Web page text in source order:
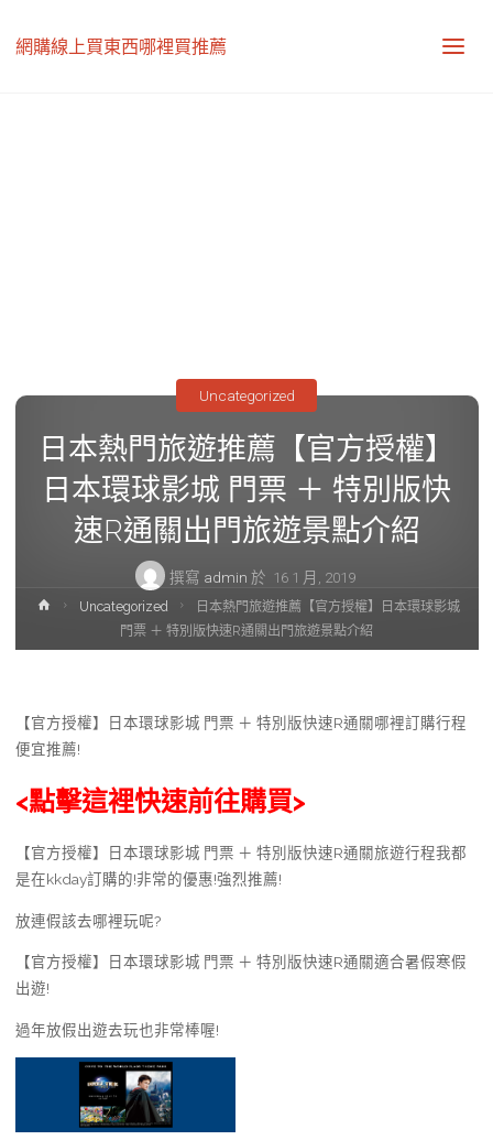
網購線上買東西哪裡買推薦
日本熱門旅遊推薦【官方授權】
日本環球影城 門票 ＋ 特別版快
速R通關出門旅遊景點介紹
撰寫 admin 於 16 1 月, 2019
Uncategorized
首
Uncategorized
日本熱門旅遊推薦【官方授權】日本環球影城
門票 ＋ 特別版快速R通關出門旅遊景點介紹
【官方授權】日本環球影城 門票 ＋ 特別版快速R通關哪裡訂購行程
便宜推薦!
<點擊這裡快速前往購買>
【官方授權】日本環球影城 門票 ＋ 特別版快速R通關旅遊行程我都
是在kkday訂購的!非常的優惠!強烈推薦!
放連假該去哪裡玩呢?
【官方授權】日本環球影城 門票 ＋ 特別版快速R通關適合暑假寒假
出遊!
過年放假出遊去玩也非常棒喔!